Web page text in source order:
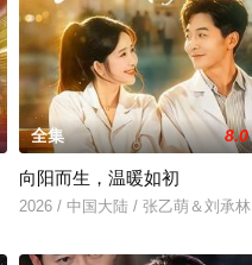
全集 8.0
向阳而生，温暖如初
2026 / 中国大陆 / 张乙萌＆刘承林